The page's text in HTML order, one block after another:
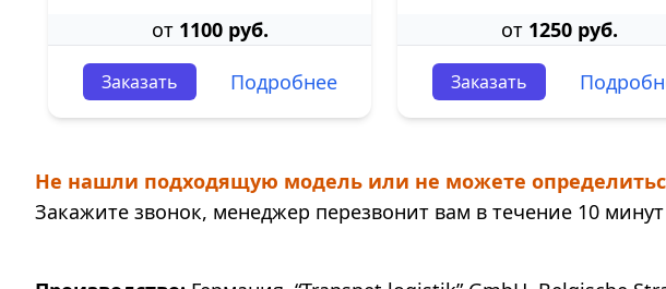
от 1100 руб.
Заказать Подробнее
от 1250 руб.
Заказать
Не нашли подходящую модель или не можете
Закажите звонок, менеджер перезвонит вам в течение 10